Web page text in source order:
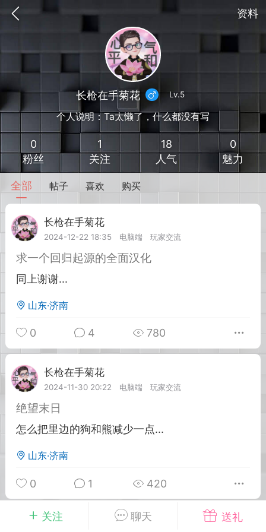
资料
我的钱包 道具 排行榜
MOD下载 攻略教程
大人
Lv.8
02-10 15:45
卖挂
禁止发布联机可用的作弊模组，
单机辅助引流私下售卖服务器外挂！
作弊模组的发布规范近期收到一些信息
作弊模组在联机服务器使用,为了维护游
环境，中文网特此发布以下声明，规范
模组的发布行为：1. *...
大人
Lv.8
关注 聊天 送礼
长枪在手菊花 Lv.5
个人说明：Ta太懒了，什么都没有写
0
粉丝
1
关注
18
人气
0
魅力
全部 帖子 喜欢 购买
长枪在手菊花
2024-12-22 18:35
电脑端 玩家交流
求一个回归起源的全面汉化
同上谢谢...
山东·济南
0 4 780
长枪在手菊花
2024-11-30 20:22
电脑端 玩家交流
绝望末日
怎么把里边的狗和熊减少一点...
山东·济南
0 1 420
长枪在手菊花 Lv.5